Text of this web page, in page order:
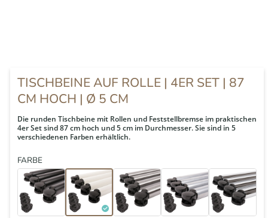
TISCHBEINE AUF ROLLE | 4ER SET | 87
CM HOCH | Ø 5 CM
Die runden Tischbeine mit Rollen und Feststellbremse im praktischen
4er Set sind 87 cm hoch und 5 cm im Durchmesser. Sie sind in 5
verschiedenen Farben erhältlich.
FARBE